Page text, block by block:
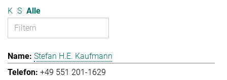
K S Alle
Stefan H.E. Kaufmann
+49 551 201-1629